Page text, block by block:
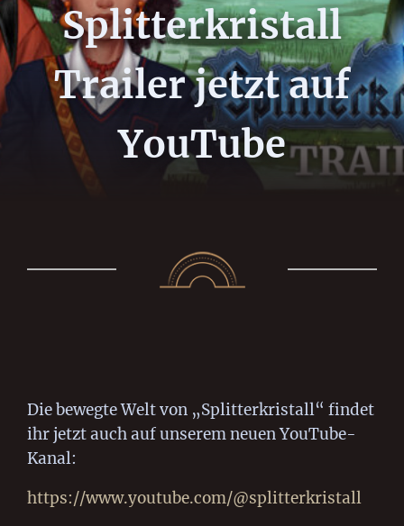
Splitterkristall
Trailer jetzt auf
YouTube
Die bewegte Welt von „Splitterkristall“ findet
ihr jetzt auch auf unserem neuen YouTube-
Kanal:
https://www.youtube.com/@splitterkristall